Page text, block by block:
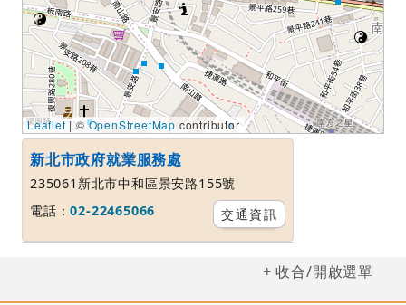
Leaflet| ©OpenStreetMap contributor
新北市政府就業服務處
235061新北市中和區景安路155號
電話：02-22465066 交通資訊
收合/開啟選單